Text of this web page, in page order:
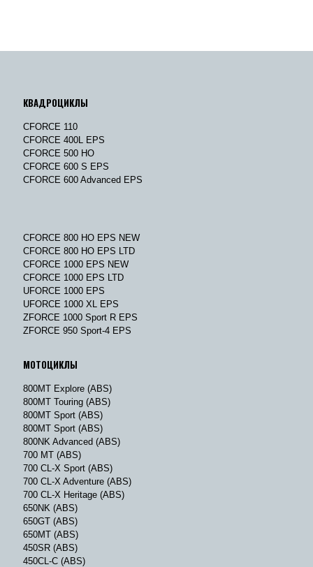
КВАДРОЦИКЛЫ
CFORCE 110
CFORCE 400L EPS
CFORCE 500 HO
CFORCE 600 S EPS
CFORCE 600 Advanced EPS
CFORCE 800 HO EPS NEW
CFORCE 800 HO EPS LTD
CFORCE 1000 EPS NEW
CFORCE 1000 EPS LTD
UFORCE 1000 EPS
UFORCE 1000 XL EPS
ZFORCE 1000 Sport R EPS
ZFORCE 950 Sport-4 EPS
МОТОЦИКЛЫ
800MT Explore (ABS)
800MT Touring (ABS)
800MT Sport (ABS)
800MT Sport (ABS)
800NK Advanced (ABS)
700 MT (ABS)
700 CL-X Sport (ABS)
700 CL-X Adventure (ABS)
700 CL-X Heritage (ABS)
650NK (ABS)
650GT (ABS)
650MT (ABS)
450SR (ABS)
450CL-C (ABS)